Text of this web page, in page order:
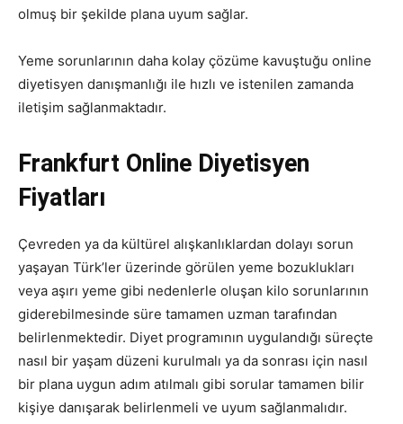
olmuş bir şekilde plana uyum sağlar.
Yeme sorunlarının daha kolay çözüme kavuştuğu online
diyetisyen danışmanlığı ile hızlı ve istenilen zamanda
iletişim sağlanmaktadır.
Frankfurt Online Diyetisyen
Fiyatları
Çevreden ya da kültürel alışkanlıklardan dolayı sorun
yaşayan Türk’ler üzerinde görülen yeme bozuklukları
veya aşırı yeme gibi nedenlerle oluşan kilo sorunlarının
giderebilmesinde süre tamamen uzman tarafından
belirlenmektedir. Diyet programının uygulandığı süreçte
nasıl bir yaşam düzeni kurulmalı ya da sonrası için nasıl
bir plana uygun adım atılmalı gibi sorular tamamen bilir
kişiye danışarak belirlenmeli ve uyum sağlanmalıdır.